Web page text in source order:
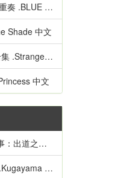
Quartet 英语
Shade 中文
Horticulture 中文
中文
Road to Debut 英语
Death Diary 中文